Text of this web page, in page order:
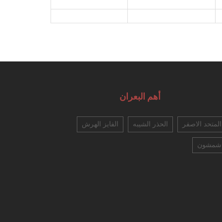
أهم البعران
المتحد الاصفر الحذر الشيبه الفايز الهرش
شمشون